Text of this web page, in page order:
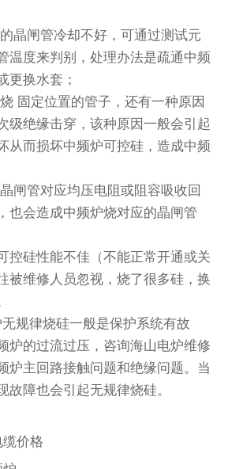
闸管冷却不好，可通过测试元
温度来判别，处理办法是疏通中频
更换水套；
固定位置的管子，还有一种原因
级绝缘击穿，该种原因一般会引起
从而损坏中频炉可控硅，造成中频
管对应均压电阻或阻容吸收回
也会造成中频炉烧对应的晶闸管
硅性能不佳（不能正常开通或关
被维修人员忽视，烧了很多硅，换
规律烧硅一般是保护系统有故
炉的过流过压，咨询海山电炉维修
炉主回路接触问题和绝缘问题。当
故障也会引起无规律烧硅。
价格